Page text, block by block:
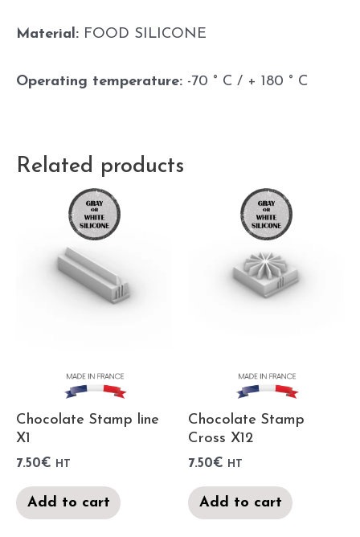
Material: FOOD SILICONE
Operating temperature: -70 ° C / + 180 ° C
Related products
Chocolate Stamp line
X1
7.50€ HT
Add to cart
Chocolate Stamp
Cross X12
7.50€ HT
Add to cart